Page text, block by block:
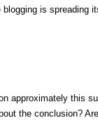
is spreading
approximately this
the conclusion?